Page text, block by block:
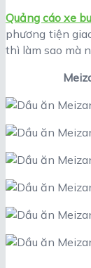
Quảng cáo xe
phương tiện
thì làm sao mà